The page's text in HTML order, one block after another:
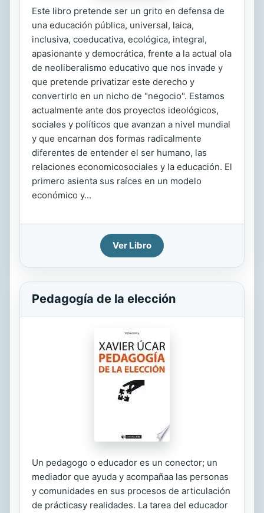
Este libro pretende ser un grito en defensa de
una educación pública, universal, laica,
inclusiva, coeducativa, ecológica, integral,
apasionante y democrática, frente a la actual ola
de neoliberalismo educativo que nos invade y
que pretende privatizar este derecho y
convertirlo en un nicho de "negocio". Estamos
actualmente ante dos proyectos ideológicos,
sociales y políticos que avanzan a nivel mundial
y que encarnan dos formas radicalmente
diferentes de entender el ser humano, las
relaciones economicosociales y la educación. El
primero asienta sus raíces en un modelo
económico y...
Ver Libro
Pedagogía de la elección
Un pedagogo o educador es un conector; un
mediador que ayuda y acompañaa las personas
y comunidades en sus procesos de articulación
de prácticasy realidades. La tarea del educador